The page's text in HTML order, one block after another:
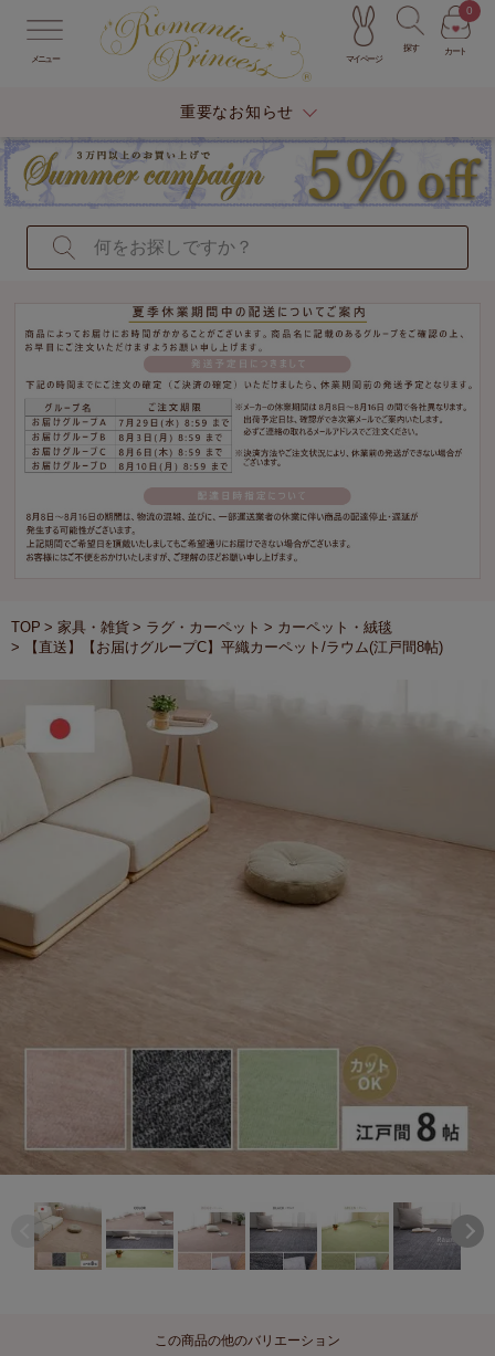
メニュー マイページ
探す カート
0
重要なお知らせ
TOP 家具・雑貨 ラグ・カーペット
カーペット・絨毯
【直送】【お届けグループC】平織カーペット/ラウム(江戸間8帖)
この商品の他のバリエーション